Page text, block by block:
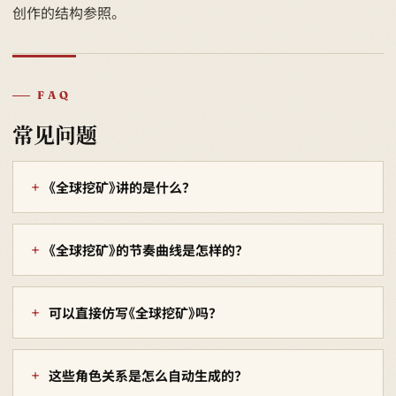
创作的结构参照。
FAQ
常见问题
《全球挖矿》讲的是什么？
《全球挖矿》的节奏曲线是怎样的？
可以直接仿写《全球挖矿》吗？
这些角色关系是怎么自动生成的？